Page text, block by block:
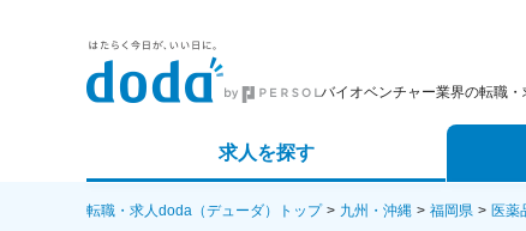
バイオベンチャー業界の転職
求人を探す
詳細条件から探す エージ
転職・求人doda（デューダ）トップ 九州・沖縄 福岡県 医薬